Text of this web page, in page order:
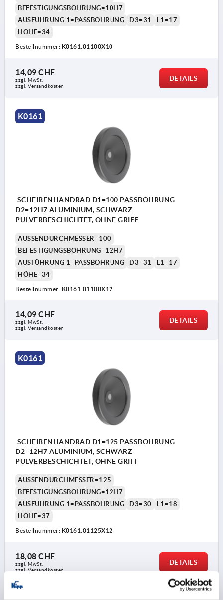
BEFESTIGUNGSBOHRUNG=10H7
AUSFÜHRUNG 1=PASSBOHRUNG
D3=31
L1=17
HÖHE=34
Bestellnummer: K0161.01100X10
14,09 CHF
zzgl. MwSt.
zzgl. Versandkosten
DETAILS
K0161
SCHEIBENHANDRAD D1=100 PASSBOHRUNG
D2=12H7 ALUMINIUM, SCHWARZ
PULVERBESCHICHTET, OHNE GRIFF
AUSSENDURCHMESSER=100
BEFESTIGUNGSBOHRUNG=12H7
AUSFÜHRUNG 1=PASSBOHRUNG
D3=31
L1=17
HÖHE=34
Bestellnummer: K0161.01100X12
14,09 CHF
zzgl. MwSt.
zzgl. Versandkosten
DETAILS
K0161
SCHEIBENHANDRAD D1=125 PASSBOHRUNG
D2=12H7 ALUMINIUM, SCHWARZ
PULVERBESCHICHTET, OHNE GRIFF
AUSSENDURCHMESSER=125
BEFESTIGUNGSBOHRUNG=12H7
AUSFÜHRUNG 1=PASSBOHRUNG
D3=30
L1=18
HÖHE=37
Bestellnummer: K0161.01125X12
18,08 CHF
zzgl. MwSt.
zzgl. Versandkosten
DETAILS